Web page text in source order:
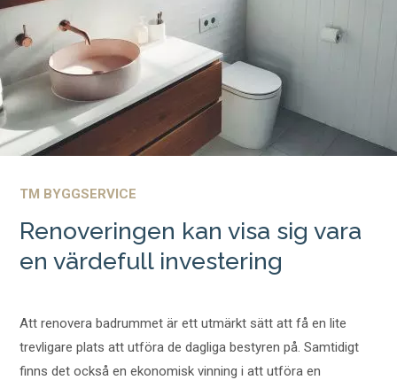
TM BYGGSERVICE
Renoveringen kan visa sig vara
en värdefull investering
Att renovera badrummet är ett utmärkt sätt att få en lite
trevligare plats att utföra de dagliga bestyren på. Samtidigt
finns det också en ekonomisk vinning i att utföra en